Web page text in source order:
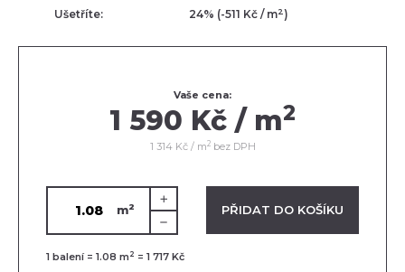
Ušetříte: 24% (-511 Kč / m2)
Vaše cena:
1 590 Kč / m2
1 314 Kč / m2bez DPH
m2
VLOŽENO V KOŠÍKU PŘIDAT DO KOŠÍKU
1 balení = 1.08 m 2 = 1 717 Kč